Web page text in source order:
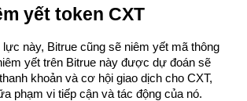
yết token CXT
này, Bitrue cũng sẽ niêm yết mã thông
yết trên Bitrue này được dự đoán sẽ
khoản và cơ hội giao dịch cho CXT,
phạm vi tiếp cận và tác động của nó.